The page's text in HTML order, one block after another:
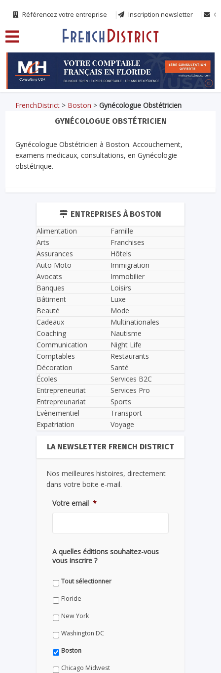
Référencez votre entreprise Inscription newsletter
FrenchDistrict > Boston >Gynécologue Obstétricien
GYNÉCOLOGUE OBSTÉTRICIEN
Gynécologue Obstétricien à Boston. Accouchement,
examens medicaux, consultations, en Gynécologie
obstétrique.
ENTREPRISES À BOSTON
Alimentation
Arts
Assurances
Auto Moto
Avocats
Banques
Bâtiment
Beauté
Cadeaux
Coaching
Communication
Comptables
Décoration
Écoles
Entrepreneuriat
Entrepreunariat
Evènementiel
Expatriation
Famille
Franchises
Hôtels
Immigration
Immobilier
Loisirs
Luxe
Mode
Multinationales
Nautisme
Night Life
Restaurants
Santé
Services B2C
Services Pro
Sports
Transport
Voyage
LA NEWSLETTER FRENCH DISTRICT
Nos meilleures histoires, directement
dans votre boite e-mail.
Votre email *
A quelles éditions souhaitez-vous
vous inscrire ?
Tout sélectionner
Floride
New York
Washington DC
Boston
Chicago Midwest